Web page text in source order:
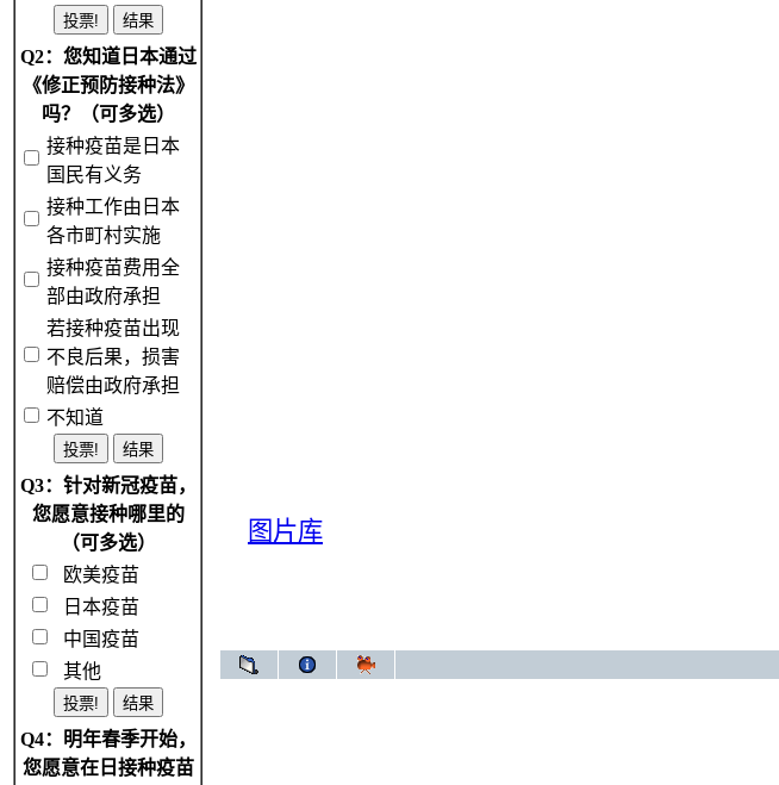
Q2：您知道日本通过
《修正预防接种法》
吗？（可多选）
接种疫苗是日本
国民有义务
接种工作由日本
各市町村实施
接种疫苗费用全
部由政府承担
若接种疫苗出现
不良后果，损害
赔偿由政府承担
不知道
Q3：针对新冠疫苗，
您愿意接种哪里的
（可多选）
欧美疫苗
日本疫苗
中国疫苗
其他
Q4：明年春季开始，
您愿意在日接种疫苗
图片库